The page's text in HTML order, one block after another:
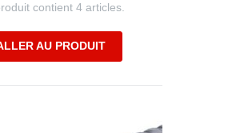
contient 4 articles.
AU PRODUIT